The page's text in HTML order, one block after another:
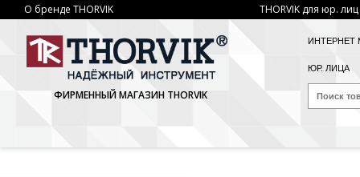
О бренде THORVIK THORVIK для юр. лиц
ФИРМЕННЫЙ МАГАЗИН THORVIK
ИНТЕРНЕТ
ЮР. ЛИЦА